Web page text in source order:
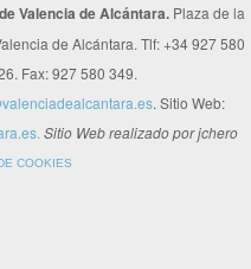
Valencia de Alcántara. Plaza de la
de Alcántara. Tlf: +34 927 580
Fax: 927 580 349.
. Sitio Web:
Sitio Web realizado por jchero
COOKIES